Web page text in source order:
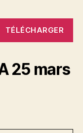
TÉLÉCHARGER
25 mars